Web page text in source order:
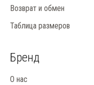
Возврат и обмен
Таблица размеров
Бренд
О нас